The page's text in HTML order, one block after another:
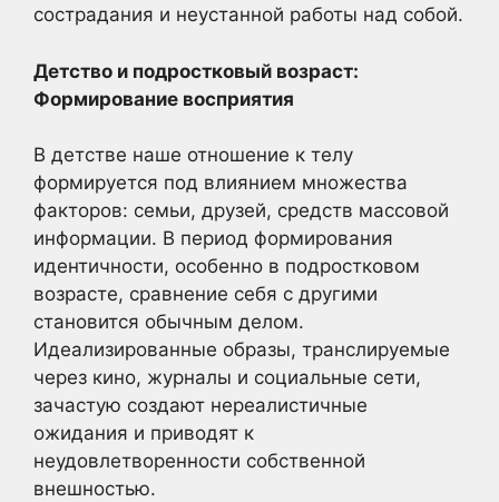
сострадания и неустанной работы над собой.
Детство и подростковый возраст:
Формирование восприятия
В детстве наше отношение к телу
формируется под влиянием множества
факторов: семьи, друзей, средств массовой
информации. В период формирования
идентичности, особенно в подростковом
возрасте, сравнение себя с другими
становится обычным делом.
Идеализированные образы, транслируемые
через кино, журналы и социальные сети,
зачастую создают нереалистичные
ожидания и приводят к
неудовлетворенности собственной
внешностью.